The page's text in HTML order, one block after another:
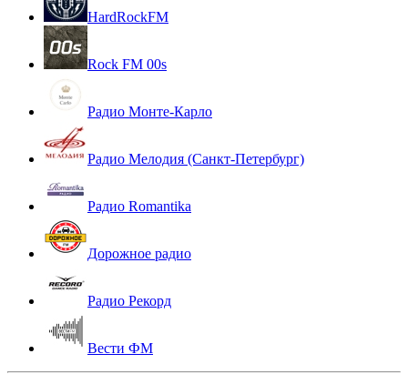
HardRockFM
Rock FM 00s
Радио Монте-Карло
Радио Мелодия (Санкт-Петербург)
Радио Romantika
Дорожное радио
Радио Рекорд
Вести ФМ